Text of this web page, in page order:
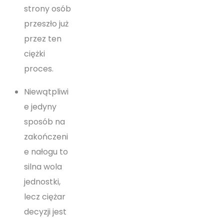
strony osób
przeszło już
przez ten
ciężki
proces.
Niewątpliwi
e jedyny
sposób na
zakończeni
e nałogu to
silna wola
jednostki,
lecz ciężar
decyzji jest